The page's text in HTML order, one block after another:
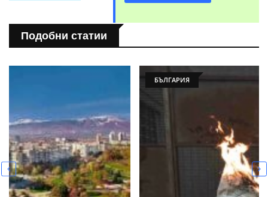
Подобни статии